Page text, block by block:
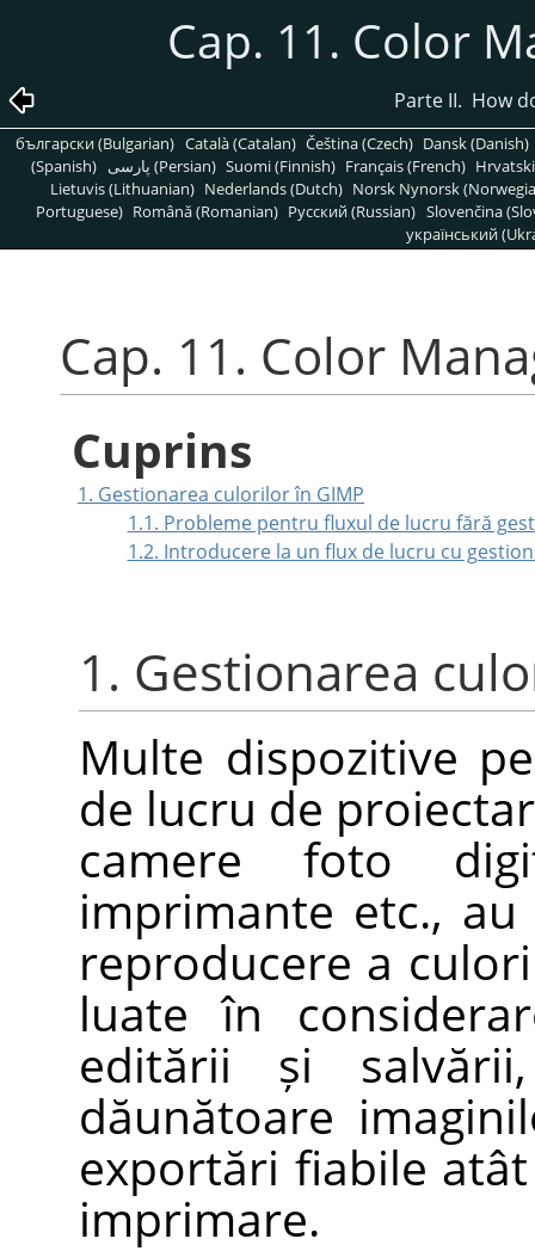
Cap. 11. Color
Parte II. How
български (Bulgarian) Català (Catalan) Čeština (Czech) Dansk (Danish)
(Spanish)
پارسی (Persian) Suomi (Finnish) Français (French)
Lietuvis (Lithuanian) Nederlands (Dutch) Norsk Nynorsk
Portuguese) Română (Romanian) Pусский (Russian) Slovenčina
український
Cap. 11. Color
Cuprins
1. Gestionarea culorilor în GIMP
1.1. Probleme pentru fluxul de lucru fără
1.2. Introducere la un flux de lucru cu
1. Gestionarea
Multe dispozitive
de lucru de
camere foto
imprimante etc.,
reproducere a
luate în
editării și
dăunătoare
exportări fiabile
imprimare.